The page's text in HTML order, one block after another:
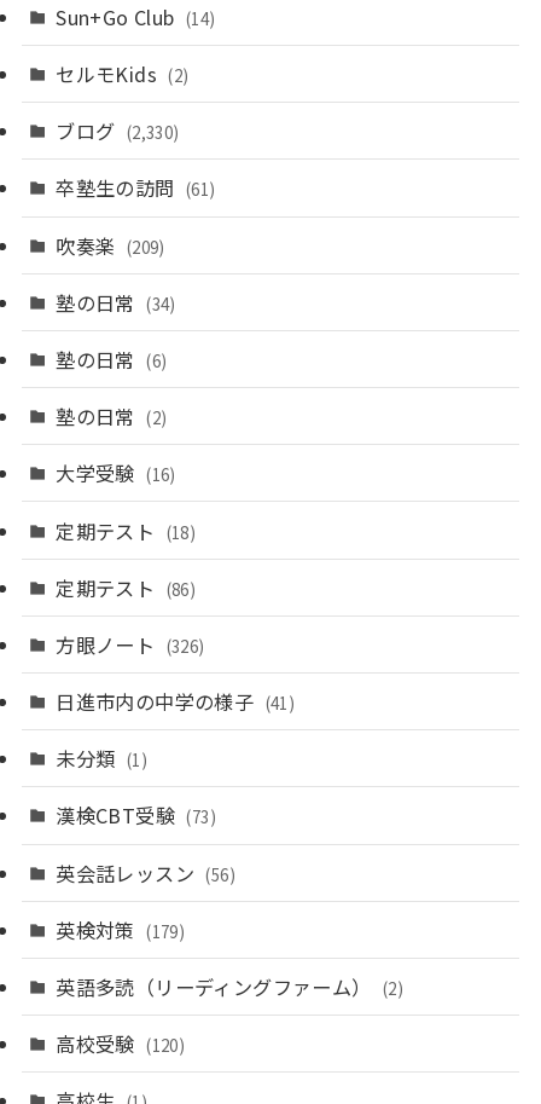
Sun+Go Club (14)
セルモKids (2)
ブログ (2,330)
卒塾生の訪問 (61)
吹奏楽 (209)
塾の日常 (34)
塾の日常 (6)
塾の日常 (2)
大学受験 (16)
定期テスト (18)
定期テスト (86)
方眼ノート (326)
日進市内の中学の様子 (41)
未分類 (1)
漢検CBT受験 (73)
英会話レッスン (56)
英検対策 (179)
英語多読（リーディングファーム） (2)
高校受験 (120)